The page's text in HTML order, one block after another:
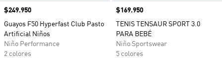
Precio
$249.950
Guayos F50 Hyperfast Club Pasto
Artificial Niños
Niño Performance
2 colores
Precio
$169.950
TENIS TENSAUR SPORT 3.0
PARA BEBÉ
Niño Sportswear
5 colores